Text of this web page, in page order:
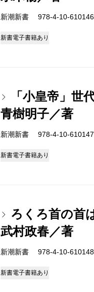
新潮新書 978-4-10-
新書電子書籍あり
「小皇帝」世
青樹明子／著
新潮新書 978-4-10-
新書電子書籍あり
ろくろ首の首
武村政春／著
新潮新書 978-4-10-
新書電子書籍あり